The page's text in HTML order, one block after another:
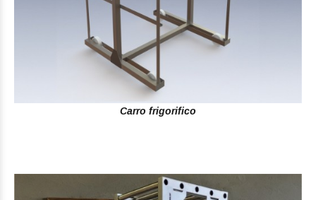
Carro frigorifico